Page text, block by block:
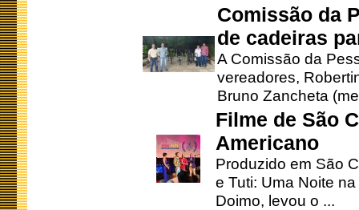
Comissão da
de cadeiras
A Comissão da
vereadores,
Bruno Zancheta
Filme de São
Americano
Produzido em São
e Tuti: Uma Noite
Doimo, levou o ...